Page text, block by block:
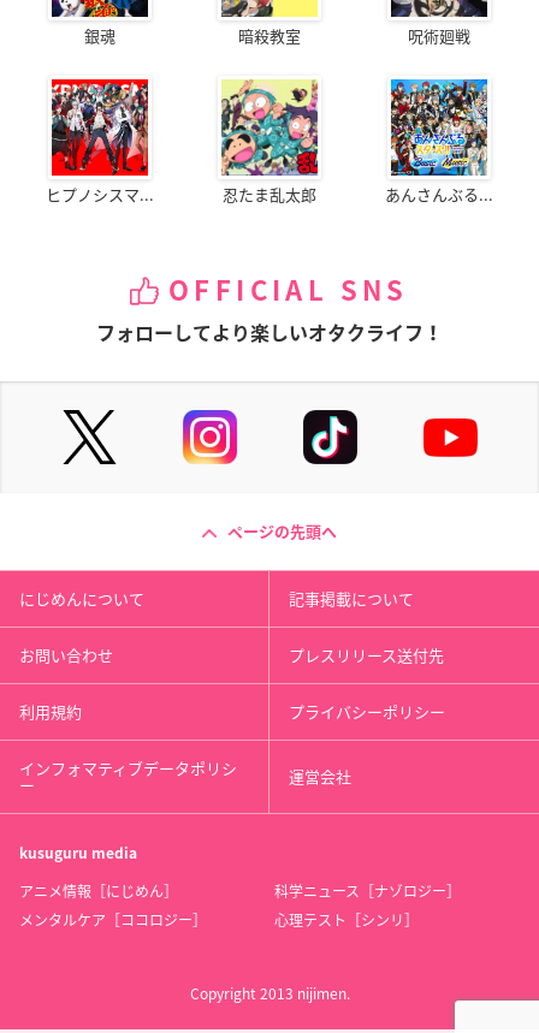
銀魂 暗殺教室 呪術廻戦
ヒプノシスマ... 忍たま乱太郎 あんさんぶる...
OFFICIAL SNS
フォローしてより楽しいオタクライフ！
ページの先頭へ
にじめんについて 記事掲載について
お問い合わせ プレスリリース送付先
利用規約 プライバシーポリシー
インフォマティブデータポリシ
ー 運営会社
kusuguru media
アニメ情報［にじめん］
科学ニュース［ナゾロジー］
メンタルケア［ココロジー］
心理テスト［シンリ］
Copyright 2013 nijimen.